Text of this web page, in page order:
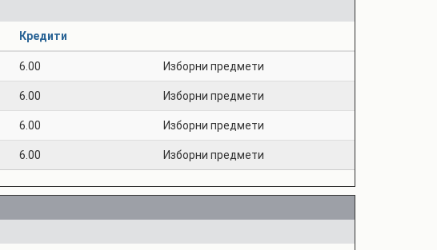
Кредити
6.00 Изборни предмети
6.00 Изборни предмети
6.00 Изборни предмети
6.00 Изборни предмети